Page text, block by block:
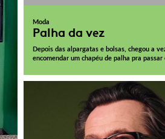
Moda
Palha da vez
Depois das alpargatas e bolsas, chegou a
encomendar um chapéu de palha pra passar